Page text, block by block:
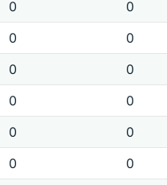
0 0
0 0
0 0
0 0
0 0
0 0